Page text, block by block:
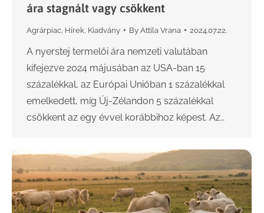
ára stagnált vagy csökkent
Agrárpiac Hírek Kiadvány By Attila Vrana 2024.07.22.
A nyerstej termelői ára nemzeti valutában
kifejezve 2024 májusában az USA-ban 15
százalékkal, az Európai Unióban 1 százalékkal
emelkedett, míg Új-Zélandon 5 százalékkal
csökkent az egy évvel korábbihoz képest. Az…